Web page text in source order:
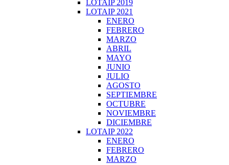
LOTAIP 2019
LOTAIP 2021
ENERO
FEBRERO
MARZO
ABRIL
MAYO
JUNIO
JULIO
AGOSTO
SEPTIEMBRE
OCTUBRE
NOVIEMBRE
DICIEMBRE
LOTAIP 2022
ENERO
FEBRERO
MARZO